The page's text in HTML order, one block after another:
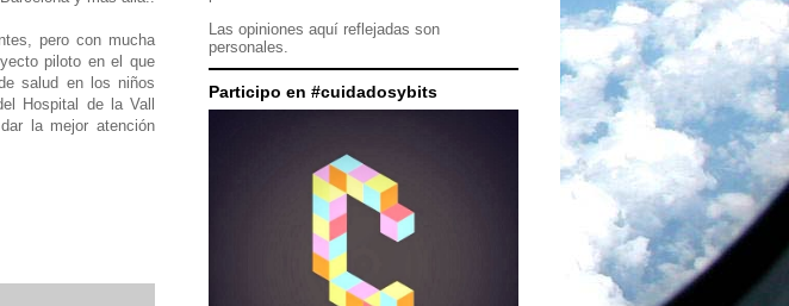
pero con mucha
piloto en el que
salud en los niños
Hospital de la Vall
la mejor atención
Las opiniones aquí reflejadas son
personales.
Participo en #cuidadosybits